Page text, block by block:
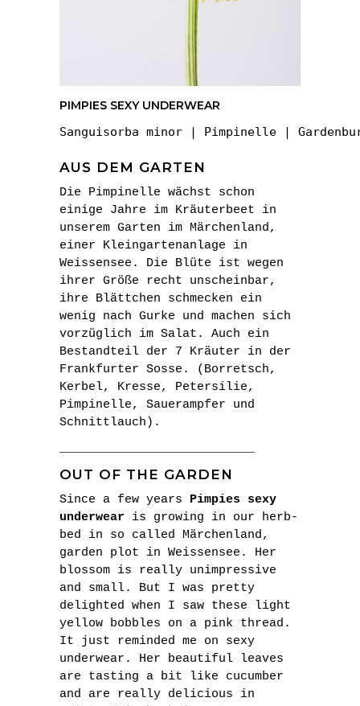
PIMPIES SEXY UNDERWEAR
Sanguisorba minor | Pimpinelle |
AUS DEM GARTEN
Die Pimpinelle wächst schon
einige Jahre im Kräuterbeet in
unserem Garten im Märchenland,
einer Kleingartenanlage in
Weissensee. Die Blüte ist wegen
ihrer Größe recht unscheinbar,
ihre Blättchen schmecken ein
wenig nach Gurke und machen sich
vorzüglich im Salat. Auch ein
Bestandteil der 7 Kräuter in der
Frankfurter Sosse. (Borretsch,
Kerbel, Kresse, Petersilie,
Pimpinelle, Sauerampfer und
Schnittlauch).
OUT OF THE GARDEN
Since a few years Pimpies sexy
underwear is growing in our herb-
bed in so called Märchenland,
garden plot in Weissensee. Her
blossom is really unimpressive
and small. But I was pretty
delighted when I saw these light
yellow bobbles on a pink thread.
It just reminded me on sexy
underwear. Her beautiful leaves
are tasting a bit like cucumber
and are really delicious in